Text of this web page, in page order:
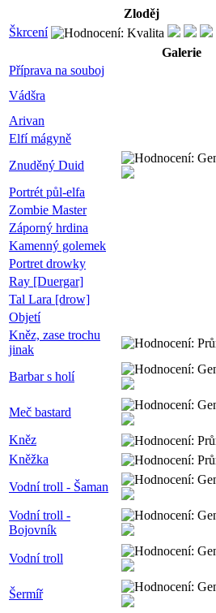
Zloděj
Škrcení
Galerie
Příprava na souboj
Vádšra
Arivan
Elfí mágyně
Znuděný Duid
Portrét půl-elfa
Zombie Master
Záporný hrdina
Kamenný golemek
Portret drowky
Ray [Duergar]
Tal Lara [drow]
Objetí
Kněz, zase trochu
jinak
Barbar s holí
Meč bastard
Kněz
Kněžka
Vodní troll - Šaman
Vodní troll -
Bojovník
Vodní troll
Šermíř